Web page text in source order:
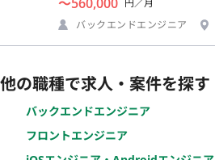
バックエンドエンジニア
他の職種で求人・案件を探す
バックエンドエンジニア
フロントエンジニア